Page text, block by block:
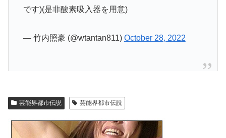
です)(是非酸素吸入器を用意)
— 竹内照豪 (@wtantan811) October 28, 2022
芸能界都市伝説 芸能界都市伝説